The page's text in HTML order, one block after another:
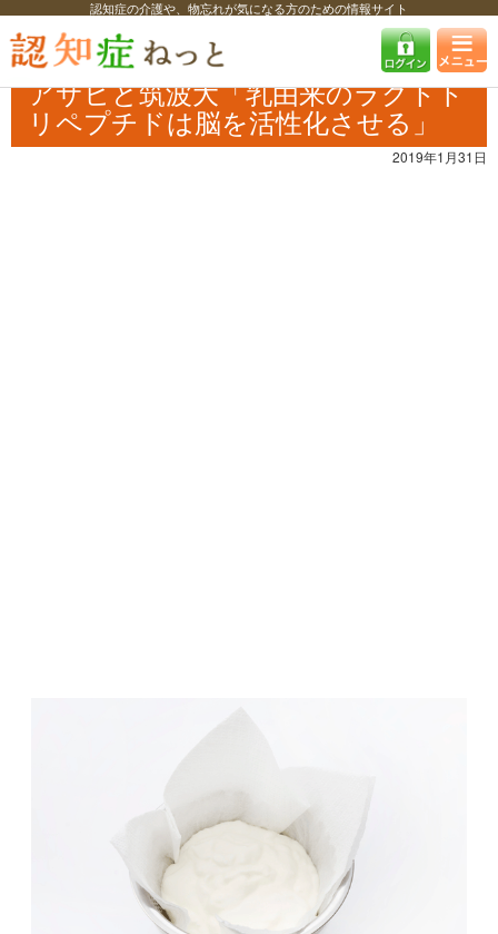
認知症の介護や、物忘れが気になる方のための情報サイト
認知症ねっと 認知症最新ニュース 学術・調査
アサヒと筑波大「乳由
来のラクトトリペプチドは脳を活性化させる」
アサヒと筑波大「乳由来のラクトト
リペプチドは脳を活性化させる」
2019年1月31日